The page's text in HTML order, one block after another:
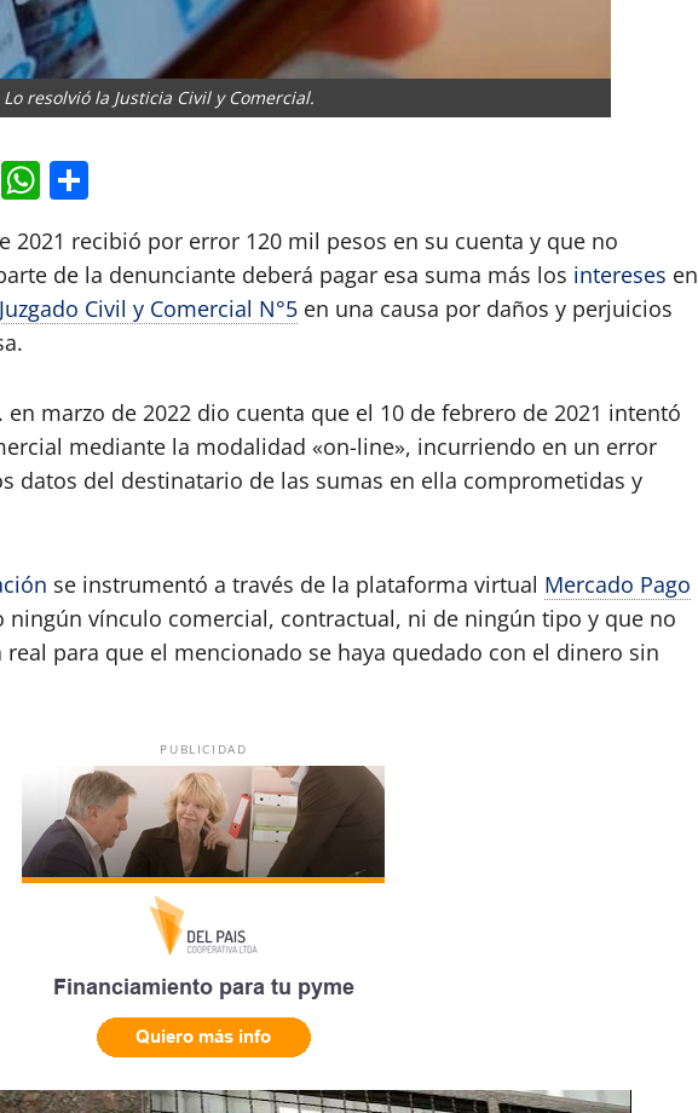
Lo resolvió la Justicia Civil y Comercial.
Threads
WhatsApp
2021 recibió por error 120 mil pesos en su cuenta y que no
de la denunciante deberá pagar esa suma más los intereses en
Juzgado Civil y Comercial N°5 en una causa por daños y perjuicios
en marzo de 2022 dio cuenta que el 10 de febrero de 2021 intentó
mediante la modalidad «on-line», incurriendo en un error
datos del destinatario de las sumas en ella comprometidas y
se instrumentó a través de la plataforma virtual Mercado Pago
ningún vínculo comercial, contractual, ni de ningún tipo y que no
para que el mencionado se haya quedado con el dinero sin
PUBLICIDAD